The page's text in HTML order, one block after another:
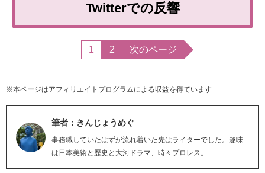
Twitterでの反響
1 2 次のページ
※本ページはアフィリエイトプログラムによる収益を得ています
筆者：きんじょうめぐ
事務職していたはずが流れ着いた先はライターでした。趣味
は日本美術と歴史と大河ドラマ、時々プロレス。